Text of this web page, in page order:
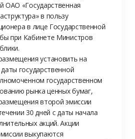
ОАО «Государственная
в пользу
в лице Государственной
при Кабинете Министров
государственной
государственном
рынка ценных бумаг,
второй эмиссии
30 дней с даты начала
акций. Акции
выкупаются